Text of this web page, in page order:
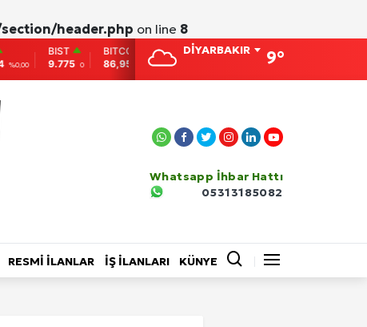
header.php on line 8
0
BITCOIN
86,956.742
ETHEREUM
2,007.26 -0.05
DOLAR
DİYARBAKIR 9°
Whatsapp İhbar Hattı
05313185082
RESMİ İLANLAR İŞ İLANLARI KÜNYE